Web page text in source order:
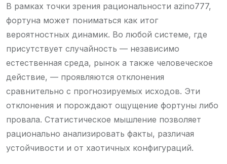
В рамках точки зрения рациональности azino777,
фортуна может пониматься как итог
вероятностных динамик. Во любой системе, где
присутствует случайность — независимо
естественная среда, рынок а также человеческое
действие, — проявляются отклонения
сравнительно с прогнозируемых исходов. Эти
отклонения и порождают ощущение фортуны либо
провала. Статистическое мышление позволяет
рационально анализировать факты, различая
устойчивости и от хаотичных конфигураций.